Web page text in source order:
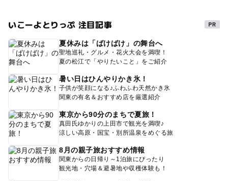
いこーよとりっぷ 注目記事
夏休みは「ばけばけ」の舞台へ
聖地巡礼・グルメ・花火大会を満喫！
夏の松江で「やりたいこと」をご紹介
暑い日はひんやりかき氷！
子供が笑顔になる♪ふわふわ天然かき氷
関東の有名＆おすすめ店を厳選紹介
東京から90分のまちで夏旅！
真田氏ゆかりの上田市で観光を満喫♪
涼しい高原・国宝・別所温泉をめぐる旅
8月の親子旅おすすめ情報
関東からの日帰り～1泊旅にぴったり
観光地・穴場＆避暑地や収穫体験も！